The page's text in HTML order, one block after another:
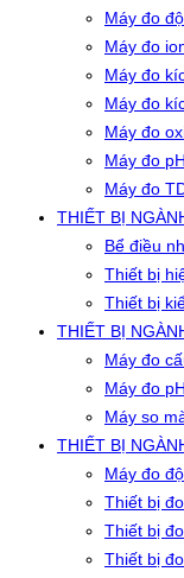
Máy đo
Máy đo
Máy đo
Máy đo
Máy đo
Máy đo pH
Máy đo
THIẾT BỊ
Bể điều
Thiết bị
Thiết bị
THIẾT BỊ
Máy đo
Máy đo pH
Máy so
THIẾT BỊ
Máy đo
Thiết bị
Thiết bị
Thiết bị